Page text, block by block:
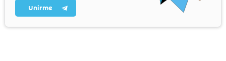
Unirme